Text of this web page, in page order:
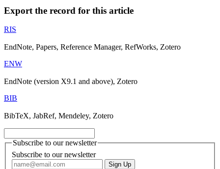
Export the record for this article
RIS
EndNote, Papers, Reference Manager, RefWorks, Zotero
ENW
EndNote (version X9.1 and above), Zotero
BIB
BibTeX, JabRef, Mendeley, Zotero
Subscribe to our newsletter
Subscribe to our newsletter